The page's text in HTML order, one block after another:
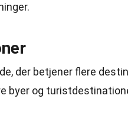
der betjener flere
byer og